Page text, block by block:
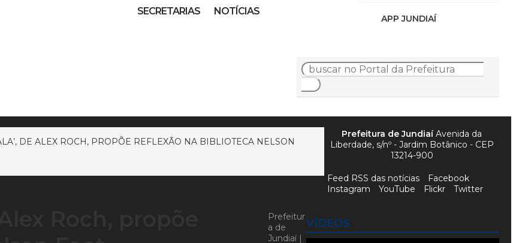
APP JUNDIAÍ
SECRETARIAS
NOTÍCIAS
DE ALEX ROCH, PROPÕE REFLEXÃO NA BIBLIOTECA NELSON
VÍDEOS
Prefeitura de JundiaíAvenida da
Liberdade, s/nº - Jardim Botânico - CEP
13214-900
Feed RSS das notícias
Facebook
Instagram
YouTube Flickr Twitter
Prefeitur
a de
Jundiaí |